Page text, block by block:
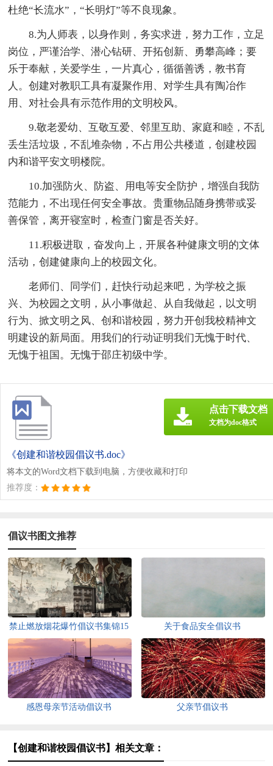
杜绝“长流水”，“长明灯”等不良现象。
8.为人师表，以身作则，务实求进，努力工作，立足
岗位，严谨治学、潜心钻研、开拓创新、勇攀高峰；要
乐于奉献，关爱学生，一片真心，循循善诱，教书育
人。创建对教职工具有凝聚作用、对学生具有陶冶作
用、对社会具有示范作用的文明校风。
9.敬老爱幼、互敬互爱、邻里互助、家庭和睦，不乱
丢生活垃圾，不乱堆杂物，不占用公共楼道，创建校园
内和谐平安文明楼院。
10.加强防火、防盗、用电等安全防护，增强自我防
范能力，不出现任何安全事故。贵重物品随身携带或妥
善保管，离开寝室时，检查门窗是否关好。
11.积极进取，奋发向上，开展各种健康文明的文体
活动，创建健康向上的校园文化。
老师们、同学们，赶快行动起来吧，为学校之振
兴、为校园之文明，从小事做起、从自我做起，以文明
行为、掀文明之风、创和谐校园，努力开创我校精神文
明建设的新局面。用我们的行动证明我们无愧于时代、
无愧于祖国。无愧于邵庄初级中学。
《创建和谐校园倡议书.doc》
将本文的Word文档下载到电脑，方便收藏和打印
推荐度：
点击下载文档
文档为doc格式
倡议书图文推荐
禁止燃放烟花爆竹倡议书集锦15
篇
关于食品安全倡议书
感恩母亲节活动倡议书 父亲节倡议书
【创建和谐校园倡议书】相关文章：